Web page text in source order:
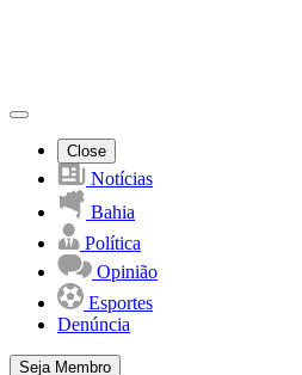
Close
Notícias
Bahia
Política
Opinião
Esportes
Denúncia
Seja Membro